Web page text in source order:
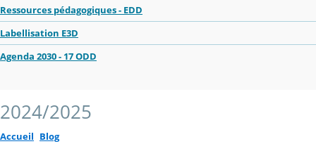
Ressources pédagogiques - EDD
Labellisation E3D
Agenda 2030 - 17 ODD
2024/2025
Accueil Blog